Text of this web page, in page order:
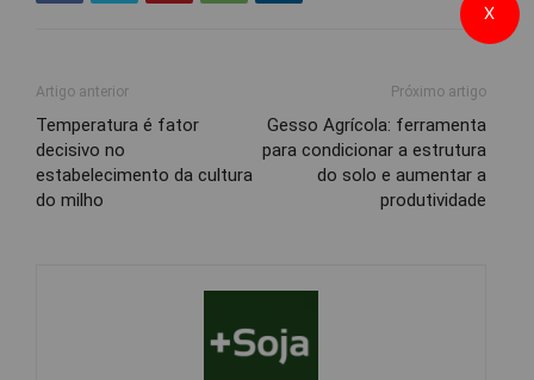
Artigo anterior
Temperatura é fator
decisivo no
estabelecimento da cultura
do milho
Próximo artigo
Gesso Agrícola: ferramenta
para condicionar a estrutura
do solo e aumentar a
produtividade
X